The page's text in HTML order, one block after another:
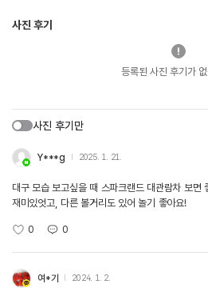
사진 후기
등록된 사진 후기가
사진 후기만
Y***g 2025. 1. 21.
대구 모습 보고싶을 때 스파크랜드 대관람차 보면
재미있엇고, 다른 볼거리도 있어 놀기 좋아요!
0 0
여*기 2024. 1. 2.